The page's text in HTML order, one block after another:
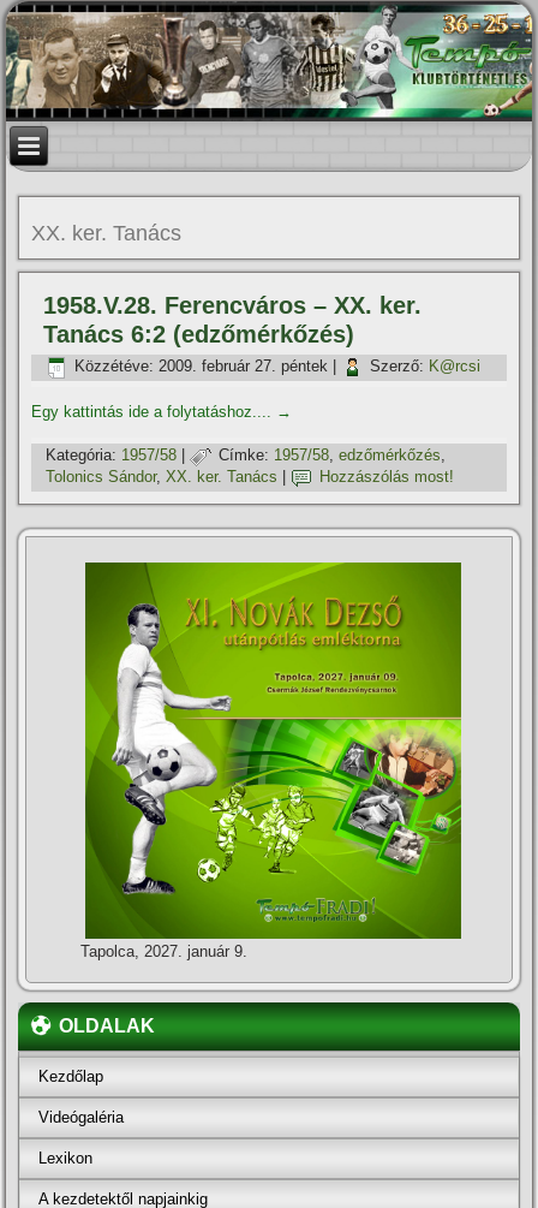
XX. ker. Tanács
1958.V.28. Ferencváros – XX. ker.
Tanács 6:2 (edzőmérkőzés)
Közzétéve: 2009. február 27. péntek Szerző: K@rcsi
Egy kattintás ide a folytatáshoz.... →
Kategória: 1957/58 | Címke: 1957/58,edzőmérkőzés,
Tolonics Sándor,XX. ker. Tanács Hozzászólás most!
Tapolca, 2027. január 9.
OLDALAK
Kezdőlap
Videógaléria
Lexikon
A kezdetektől napjainkig